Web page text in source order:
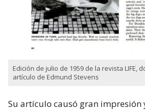
Edición de julio de 1959 de la revista LIFE,
artículo de Edmund Stevens
Su artículo causó gran impresión